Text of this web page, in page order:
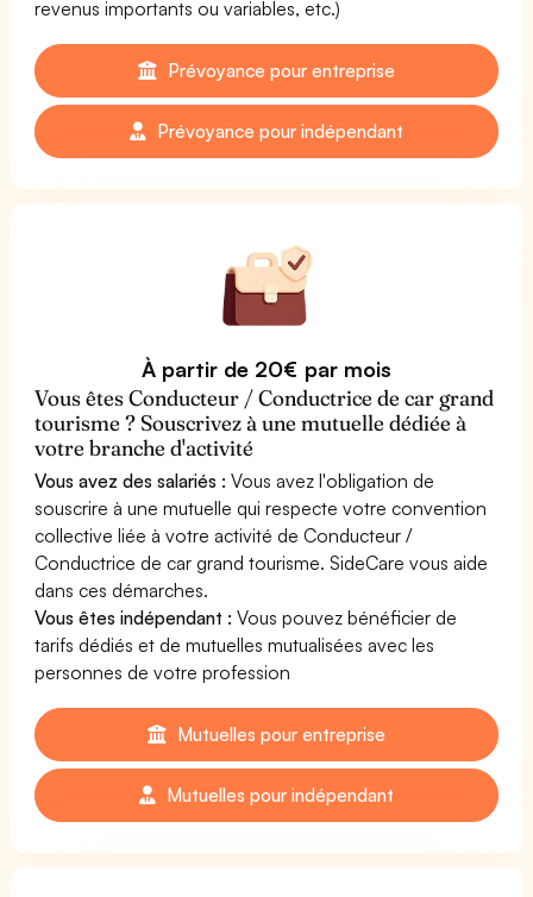
revenus importants ou variables, etc.)
Prévoyance pour entreprise
Prévoyance pour indépendant
À partir de 20€ par mois
Vous êtes Conducteur / Conductrice de car grand
tourisme ? Souscrivez à une mutuelle dédiée à
votre branche d'activité
Vous avez des salariés : Vous avez l'obligation de
souscrire à une mutuelle qui respecte votre convention
collective liée à votre activité de Conducteur /
Conductrice de car grand tourisme. SideCare vous aide
dans ces démarches.
Vous êtes indépendant : Vous pouvez bénéficier de
tarifs dédiés et de mutuelles mutualisées avec les
personnes de votre profession
Mutuelles pour entreprise
Mutuelles pour indépendant